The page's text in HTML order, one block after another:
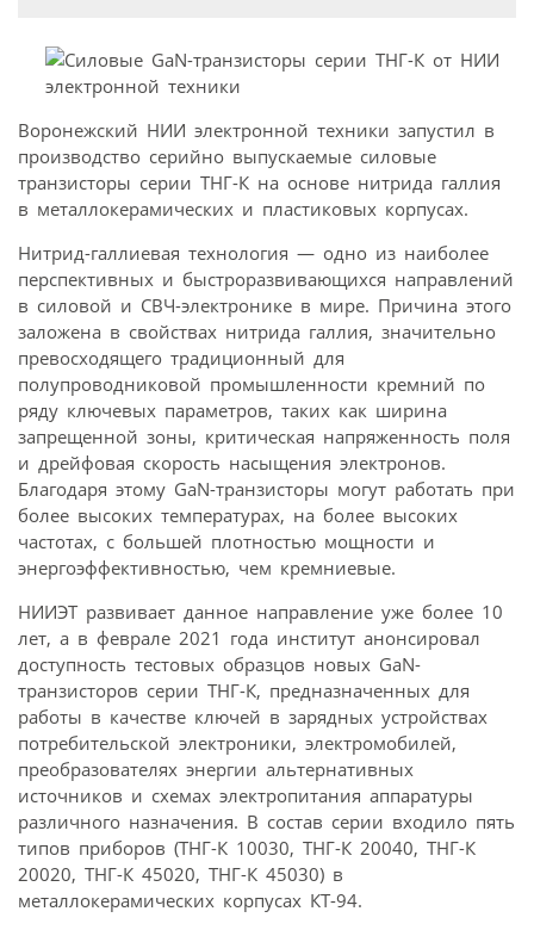
Воронежский НИИ электронной техники запустил в
производство серийно выпускаемые силовые
транзисторы серии ТНГ-К на основе нитрида галлия
в металлокерамических и пластиковых корпусах.
Нитрид-галлиевая технология — одно из наиболее
перспективных и быстроразвивающихся направлений
в силовой и СВЧ-электронике в мире. Причина этого
заложена в свойствах нитрида галлия, значительно
превосходящего традиционный для
полупроводниковой промышленности кремний по
ряду ключевых параметров, таких как ширина
запрещенной зоны, критическая напряженность поля
и дрейфовая скорость насыщения электронов.
Благодаря этому GaN-транзисторы могут работать при
более высоких температурах, на более высоких
частотах, с большей плотностью мощности и
энергоэффективностью, чем кремниевые.
НИИЭТ развивает данное направление уже более 10
лет, а в феврале 2021 года институт анонсировал
доступность тестовых образцов новых GaN-
транзисторов серии ТНГ-К, предназначенных для
работы в качестве ключей в зарядных устройствах
потребительской электроники, электромобилей,
преобразователях энергии альтернативных
источников и схемах электропитания аппаратуры
различного назначения. В состав серии входило пять
типов приборов (ТНГ-К 10030, ТНГ-К 20040, ТНГ-К
20020, ТНГ-К 45020, ТНГ-К 45030) в
металлокерамических корпусах КТ-94.